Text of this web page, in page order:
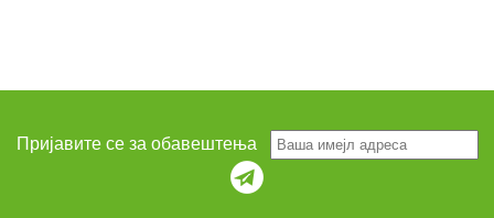
Пријавите се за обавештења